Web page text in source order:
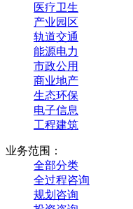
医疗卫生
产业园区
轨道交通
能源电力
市政公用
商业地产
生态环保
电子信息
工程建筑
业务范围：
全部分类
全过程咨询
规划咨询